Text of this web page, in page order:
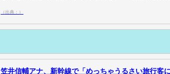
（出典：）
笠井信輔アナ、新幹線で「めっちゃうるさい旅行客